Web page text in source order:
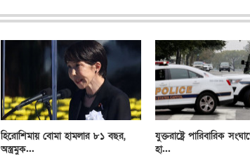
হিরোশিমায় বোমা হামলার ৮১ বছর,
অস্ত্রমুক...
যুক্তরাষ্ট্রে পারিবারিক
হা...